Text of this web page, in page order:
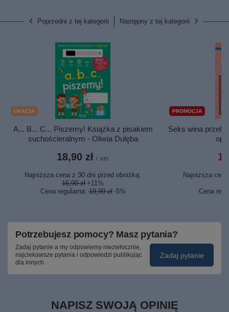
Poprzedni z tej kategorii Następny z tej kategorii
OKAZJA
A... B... C... Piszemy! Książka z pisakiem
suchościeralnym - Oliwia Dulęba
18,90 zł / szt.
Najniższa cena z 30 dni przed obniżką:
16,90 zł +11%
Cena regularna:19,99 zł -5%
PROMOCJA
Seks wina
Najniższa
Cena
Potrzebujesz pomocy? Masz pytania?
Zadaj pytanie a my odpowiemy niezwłocznie,
najciekawsze pytania i odpowiedzi publikując
dla innych.
Zadaj pytanie
NAPISZ SWOJĄ OPINIĘ